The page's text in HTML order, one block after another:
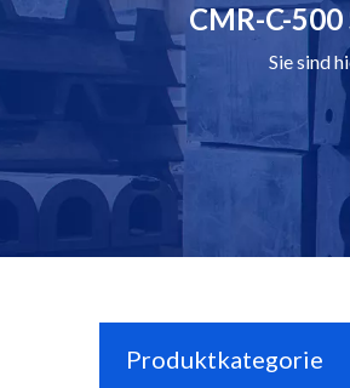
CMR-C-
Sie sind
Produktkategorie